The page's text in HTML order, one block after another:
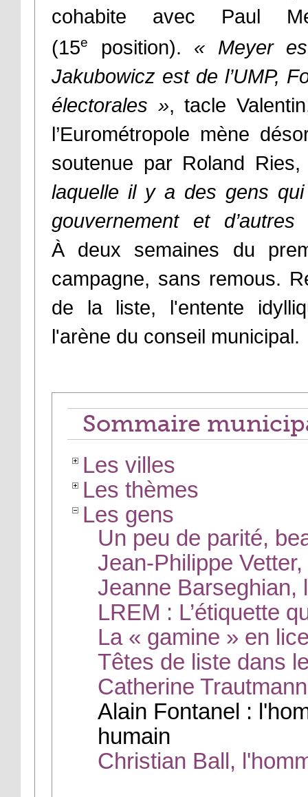
cohabite avec Paul
(15e position). « Meyer
Jakubowicz est de l’UMP,
électorales », tacle
l’Eurométropole mène
soutenue par Roland
laquelle il y a des gens
gouvernement et
À deux semaines du
campagne, sans remous.
de la liste, l'entente
l'arène du conseil municipal.
Sommaire
Les villes
Les thèmes
Les gens
Un peu de parité,
Jean-Philippe
Jeanne Barseghian,
LREM : L’étiquette
La « gamine » en
Têtes de liste dans
Catherine
Alain Fontanel :
humain
Christian Ball,